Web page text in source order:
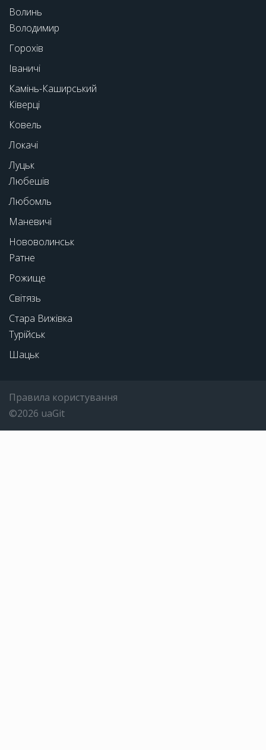
Волинь
Володимир
Горохів
Іваничі
Камінь-Каширський
Ківерці
Ковель
Локачі
Луцьк
Любешів
Любомль
Маневичі
Нововолинськ
Ратне
Рожище
Світязь
Стара Вижівка
Турійськ
Шацьк
Правила користування
©2026 uaGit